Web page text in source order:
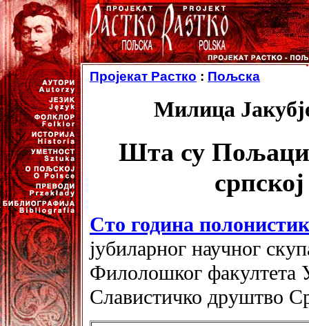
Пројекат Растко : Пољска
Милица
Шта су Пољаци
Сто година
јубиларног научног
Филолошког факултета
Славистичко друштво